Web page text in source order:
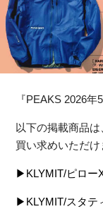
『PEAKS 2026
以下の掲載商品
買い求めいただけ
▶ KLYMIT/ピロー
▶KLYMIT/スタテ